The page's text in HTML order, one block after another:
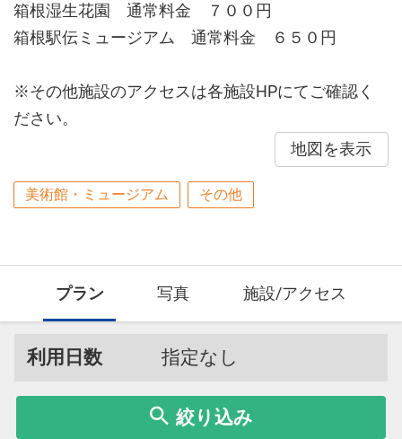
箱根湿生花園 通常料金 ７００円
箱根駅伝ミュージアム 通常料金 ６５０円
※その他施設のアクセスは各施設HPにてご確認く
ださい。
地図を表示
美術館・ミュージアム その他
プラン 写真 施設/アクセス
利用日数 指定なし
絞り込み